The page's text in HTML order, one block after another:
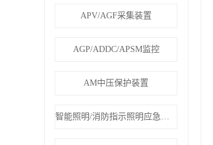
APV/AGF采集装置
AGP/ADDC/APSM监控
AM中压保护装置
智能照明/消防指示照明应急疏散